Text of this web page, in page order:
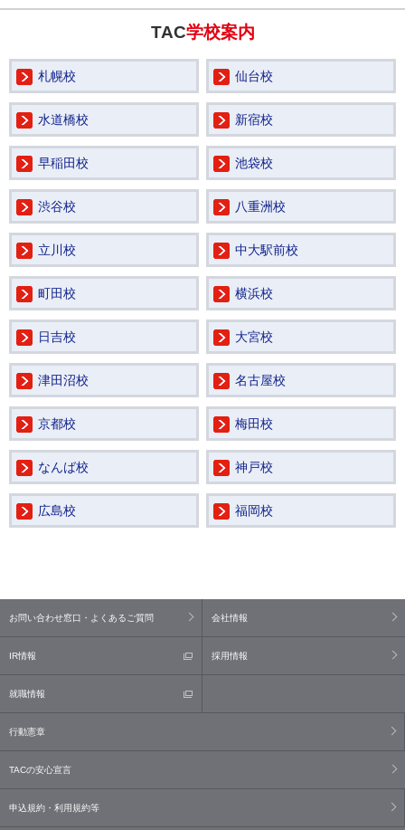
TAC学校案内
札幌校 仙台校
水道橋校 新宿校
早稲田校 池袋校
渋谷校 八重洲校
立川校 中大駅前校
町田校 横浜校
日吉校 大宮校
津田沼校 名古屋校
京都校 梅田校
なんば校 神戸校
広島校 福岡校
お問い合わせ窓口・よくあるご質問 会社情報
IR情報 採用情報
就職情報
行動憲章
TACの安心宣言
申込規約・利用規約等